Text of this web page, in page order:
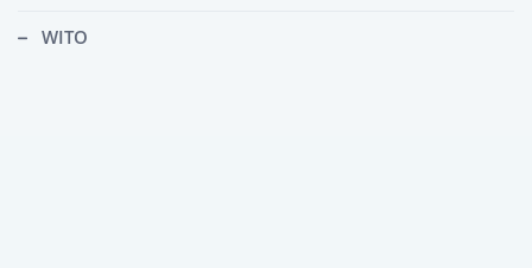
WITO